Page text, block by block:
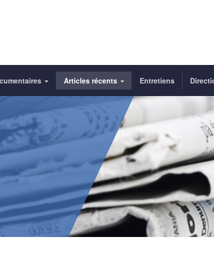
Articles récents Entretiens